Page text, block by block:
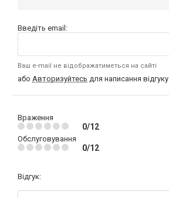
Введіть email:
Ваш e-mail не відображатиметься на сайті
або Авторизуйтесь для написання відгуку
Враження
0/12
Обслуговування
0/12
Відгук: